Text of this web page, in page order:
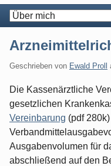
Navigation
Geschrieben von Ewald Proll
Die Kassenärztliche
gesetzlichen
Vereinbarung (pdf
Ausgabenvolumen für
abschließend auf den